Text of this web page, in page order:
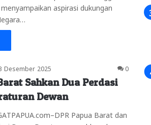
aspirasi dukungan
Desember 2025 0
Sahkan Dua Perdasi
Dewan
Papua Barat dan